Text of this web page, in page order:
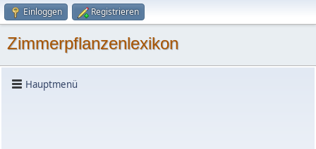
Einloggen Registrieren
Zimmerpflanzenlexikon
Hauptmenü